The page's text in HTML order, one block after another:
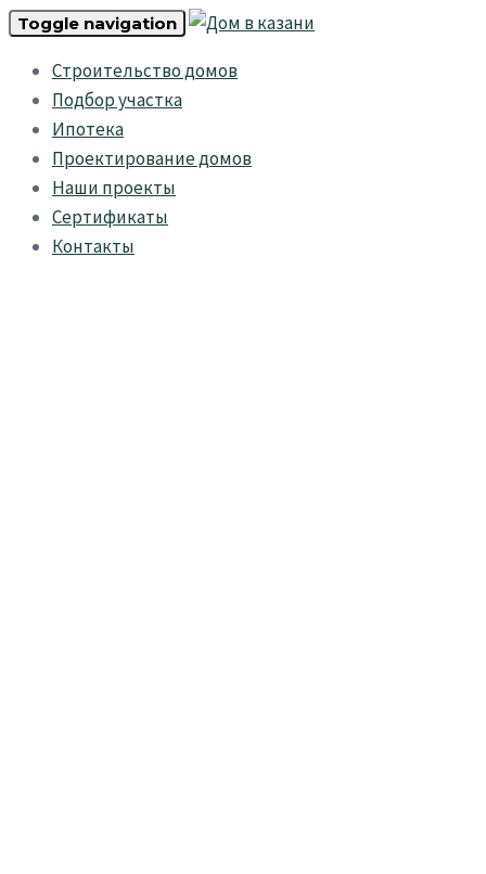
Skip
Skip
primary
navigation
Skip
content
Toggle navigation
Строительство домов
Подбор участка
Ипотека
Проектирование домов
Наши проекты
Сертификаты
Контакты